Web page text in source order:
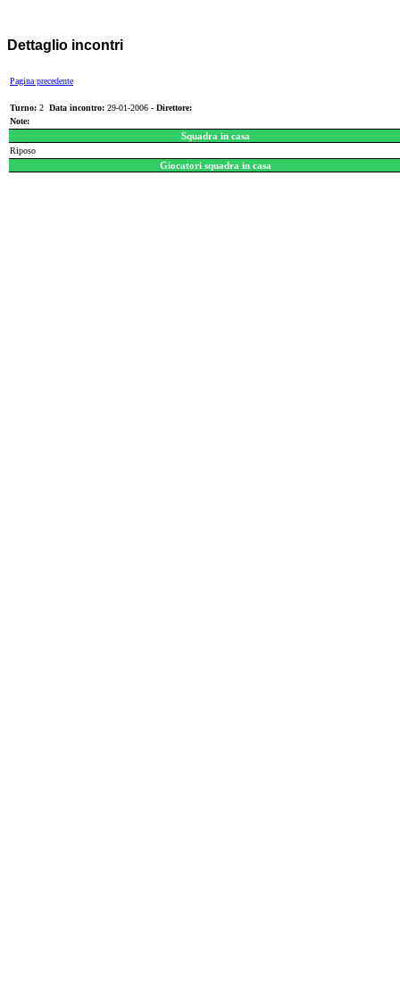
Dettaglio incontri
Pagina precedente
Turno: 2 Data incontro: 29-01-2006 - Direttore:
Note:
Squadra in casa
Riposo
Giocatori squadra in casa